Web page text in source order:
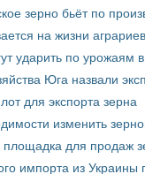
зерно бьёт по
на жизни аграриев
ударить по урожаям
Юга назвали
для экспорта зерна
изменить
площадка для продаж
импорта из